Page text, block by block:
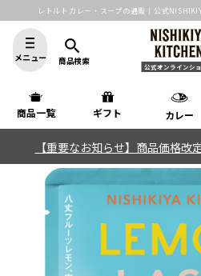
レトルトカレー・スープの通販｜公式
メニュー
search
商品検索
公式オンラインシ
商品一覧 ギフト カレー
【重要なお知らせ】商品価格